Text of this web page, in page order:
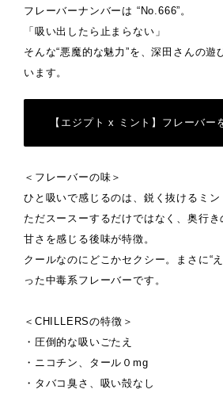
フレーバーナンバーは “No.666”。
「吸い出したら止まらない」
そんな“悪魔的な魅力”を、深田さんの遊
います。
【エジプト x ミント】フレーバー
＜フレーバーの味＞
ひと吸いで感じるのは、鋭く抜けるミン
ただスースーするだけではなく、奥行き
甘さを感じる後味が特徴。
クールなのにどこかセクシー。まさに“
った中毒系フレーバーです。
＜CHILLERSの特徴＞
・圧倒的な吸いごたえ
・ニコチン、タール０mg
・タバコ臭さ、吸い殻なし